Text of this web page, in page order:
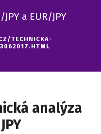
a EUR/JPY
TECHNICKA-
analýza